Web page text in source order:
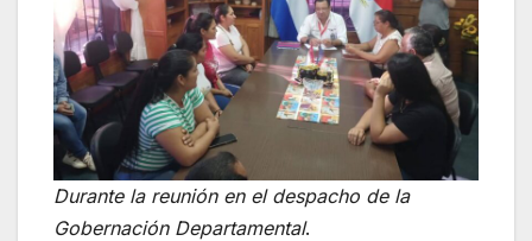
Durante la reunión en el despacho de la
Gobernación Departamental.